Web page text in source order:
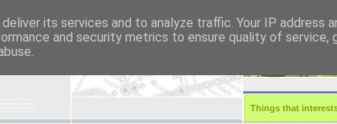
Things that
its services and to analyze traffic. Your IP address
and security metrics to ensure quality of service,